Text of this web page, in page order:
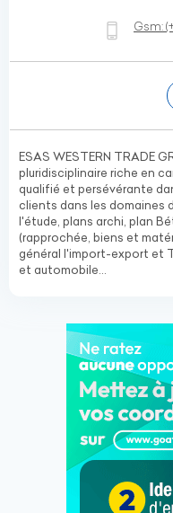
Gsm:
ESAS WESTERN TRADE
pluridisciplinaire riche en
qualifié et persévérante
clients dans les domaines
l'étude, plans archi, plan
(rapprochée, biens et
général l'import-export et
et automobile...